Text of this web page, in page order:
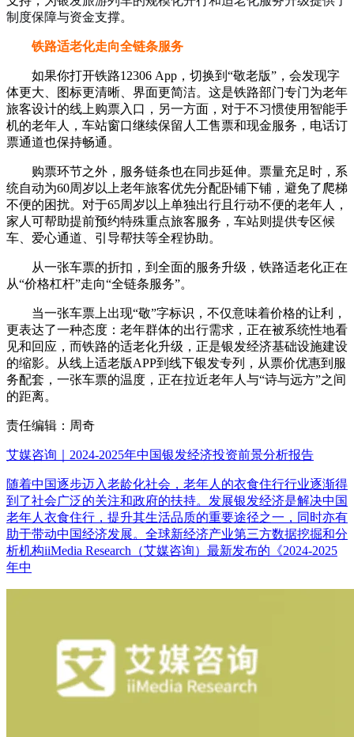
制度保障与资金支撑。
铁路适老化走向全链条服务
如果你打开铁路12306 App，切换到“敬老版”，会发现字
体更大、图标更清晰、界面更简洁。这是铁路部门专门为老年
旅客设计的线上购票入口，另一方面，对于不习惯使用智能手
机的老年人，车站窗口继续保留人工售票和现金服务，电话订
票通道也保持畅通。
购票环节之外，服务链条也在同步延伸。票量充足时，系
统自动为60周岁以上老年旅客优先分配卧铺下铺，避免了爬梯
不便的困扰。对于65周岁以上单独出行且行动不便的老年人，
家人可帮助提前预约特殊重点旅客服务，车站则提供专区候
车、爱心通道、引导帮扶等全程协助。
从一张车票的折扣，到全面的服务升级，铁路适老化正在
从“价格杠杆”走向“全链条服务”。
当一张车票上出现“敬”字标识，不仅意味着价格的让利，
更表达了一种态度：老年群体的出行需求，正在被系统性地看
见和回应，而铁路的适老化升级，正是银发经济基础设施建设
的缩影。从线上适老版APP到线下银发专列，从票价优惠到服
务配套，一张车票的温度，正在拉近老年人与“诗与远方”之间
的距离。
责任编辑：周奇
艾媒咨询｜2024-2025年中国银发经济投资前景分析报告
随着中国逐步迈入老龄化社会，老年人的衣食住行行业逐渐得
到了社会广泛的关注和政府的扶持。发展银发经济是解决中国
老年人衣食住行，提升其生活品质的重要途径之一，同时亦有
助于带动中国经济发展。全球新经济产业第三方数据挖掘和分
析机构iiMedia Research（艾媒咨询）最新发布的《2024-2025
年中